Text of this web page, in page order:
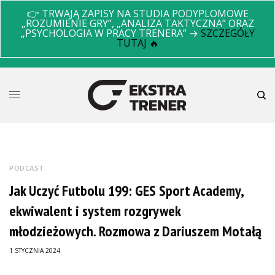
👉 TRWAJĄ ZAPISY NA STUDIA PODYPLOMOWE
„ROZUMIENIE GRY”, „ANALIZA TAKTYCZNA” ORAZ
„PSYCHOLOGIA W PRACY TRENERA” → SZCZEGÓŁY
TUTAJ 🔥
PODCAST
Jak Uczyć Futbolu 199: GES Sport Academy,
ekwiwalent i system rozgrywek
młodzieżowych. Rozmowa z Dariuszem Motałą
1 STYCZNIA 2024